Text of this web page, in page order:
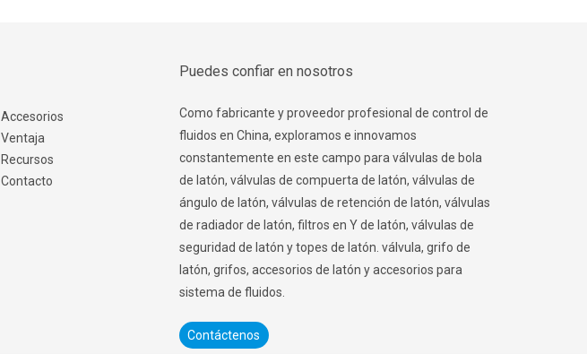
Accesorios
Ventaja
Recursos
Contacto
Puedes confiar en nosotros
Como fabricante y proveedor profesional de control de
fluidos en China, exploramos e innovamos
constantemente en este campo para válvulas de bola
de latón, válvulas de compuerta de latón, válvulas de
ángulo de latón, válvulas de retención de latón, válvulas
de radiador de latón, filtros en Y de latón, válvulas de
seguridad de latón y topes de latón. válvula, grifo de
latón, grifos, accesorios de latón y accesorios para
sistema de fluidos.
Contáctenos